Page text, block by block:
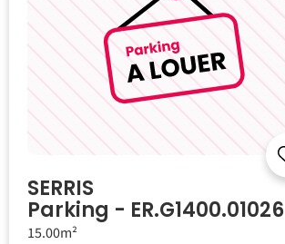
SERRIS
Parking - ER.G1400.01026
15.00m²